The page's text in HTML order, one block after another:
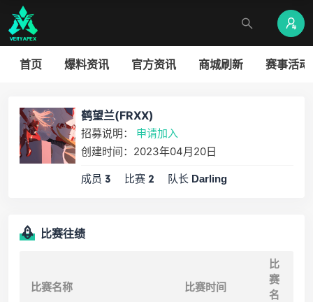
首页 爆料资讯 官方资讯 商城刷新 赛事活动
鹤望兰(FRXX)
招募说明： 申请加入
创建时间：2023年04月20日
成员 3 比赛 2 队长 Darling
比赛往绩
比赛名称 比赛时间
比
赛
名